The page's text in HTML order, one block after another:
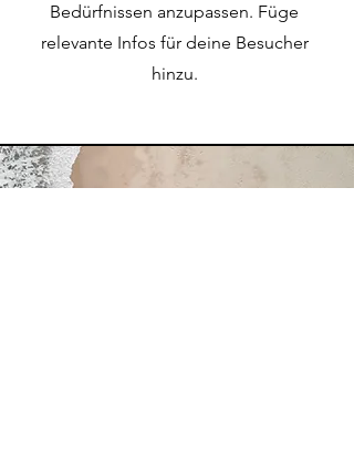
Bedürfnissen anzupassen. Füge
relevante Infos für deine Besucher
hinzu.